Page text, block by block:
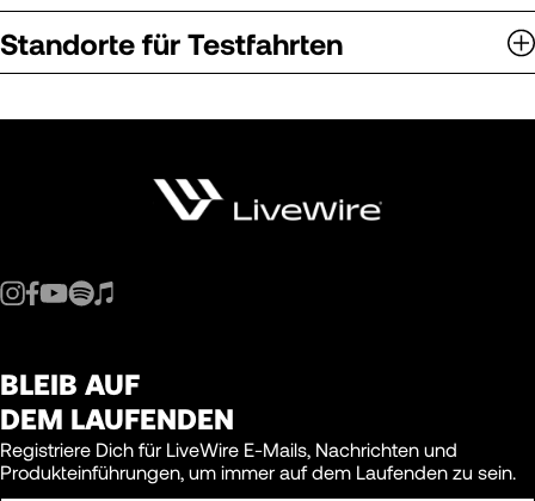
Standorte für Testfahrten
BLEIB AUF
DEM LAUFENDEN
Registriere Dich für LiveWire E-Mails, Nachrichten und
Produkteinführungen, um immer auf dem Laufenden zu sein.